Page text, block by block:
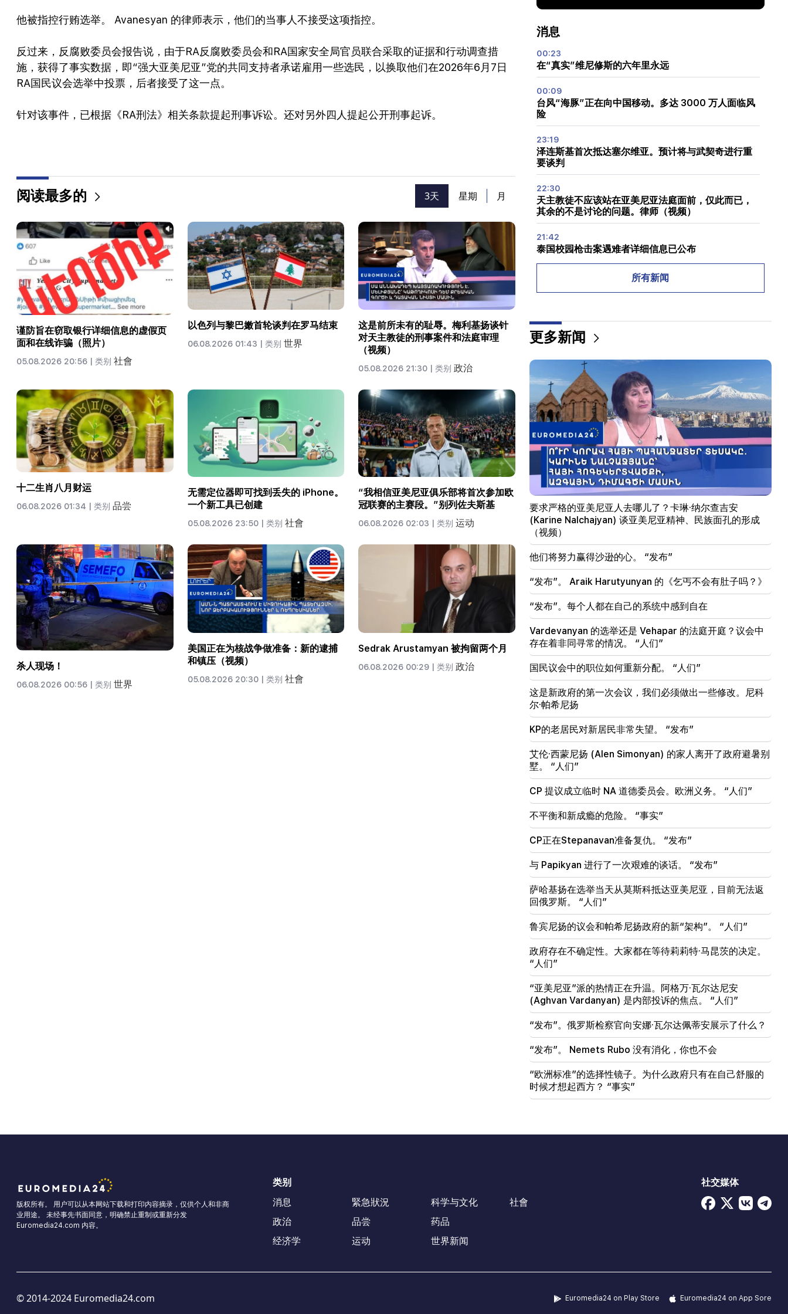
他被指控行贿选举。 Avanesyan 的律师表示，他们的当事人不接受这项指控。
反过来，反腐败委员会报告说，由于RA反腐败委员会和RA国家安全局官员联合采取的证据和行动调查措
施，获得了事实数据，即“强大亚美尼亚”党的共同支持者承诺雇用一些选民，以换取他们在2026年6月7日
RA国民议会选举中投票，后者接受了这一点。
针对该事件，已根据《RA刑法》相关条款提起刑事诉讼。还对另外四人提起公开刑事起诉。
阅读最多的 3天 星期 月
谨防旨在窃取银行详细信息的虚假页
面和在线诈骗（照片）
05.08.2026 20:56 | 类别 社會
以色列与黎巴嫩首轮谈判在罗马结束
06.08.2026 01:43 | 类别 世界
这是前所未有的耻辱。梅利基扬谈针
对天主教徒的刑事案件和法庭审理
（视频）
05.08.2026 21:30 | 类别政治
十二生肖八月财运
06.08.2026 01:34 | 类别 品尝
无需定位器即可找到丢失的 iPhone。
一个新工具已创建
05.08.2026 23:50 | 类别 社會
“我相信亚美尼亚俱乐部将首次参加欧
冠联赛的主赛段。”别列佐夫斯基
06.08.2026 02:03 | 类别运动
杀人现场！
06.08.2026 00:56 | 类别 世界
美国正在为核战争做准备：新的逮捕
和镇压（视频）
05.08.2026 20:30 | 类别 社會
Sedrak Arustamyan 被拘留两个月
06.08.2026 00:29 | 类别政治
消息
00:23
在“真实”维尼修斯的六年里永远
00:09
台风“海豚”正在向中国移动。多达 3000 万人面临风
险
23:19
泽连斯基首次抵达塞尔维亚。预计将与武契奇进行重
要谈判
22:30
天主教徒不应该站在亚美尼亚法庭面前，仅此而已，
其余的不是讨论的问题。律师（视频）
21:42
泰国校园枪击案遇难者详细信息已公布
要求严格的亚美尼亚人去哪儿了？卡琳·纳尔查吉安
21:25
霍尔木兹海峡可能失去战略重要性
海克·康乔扬（Hayk Konjoryan）紧随阿伦·西蒙扬
（Alen Simonyan）之后。 CP整理关于他的“梅子”
（视频）
20:17
8月10日起Sayat-Nova大道交通秩序将发生变化
20:00
当巴库奏响 RA 国歌时，人们感到难以形容的自豪。詹
娜·安德烈亚西安
19:50
俄罗斯用“伊斯坎德尔”击落了军用列车。维哈帕尔案
法官回避（视频）
法官是亚美尼亚人。纳雷克·卡拉佩延
19:17 重要的
也许邮件功能不太好。内森主教谈君士坦丁堡宗主教
的沉默
在美国，Facebook和Instagram被罚款5.67亿美元
18:51
明沃迪暂停向亚美尼亚非法转移1600万卢布
18:30
Tatev社区前负责人Murad Simonyan将被没收400
万45.4万德拉姆
18:19
白俄罗斯缺乏苏联的管理体系。卢卡申科
09:45
亚美尼亚教会必须在各地受到保护，但结束这一切的
方法是权力更迭。蒂格兰·阿布拉米扬
09:28
他们将努力赢得沙逊的心。 “发布”
09:11
“发布”。 Araik Harutyunyan 的《乞丐不会有肚子
吗？》
所有新闻
更多新闻
要求严格的亚美尼亚人去哪儿了？卡琳·纳尔查吉安
(Karine Nalchajyan) 谈亚美尼亚精神、民族面孔的形成
（视频）
他们将努力赢得沙逊的心。 “发布”
“发布”。 Araik Harutyunyan 的《乞丐不会有肚子吗？》
“发布”。每个人都在自己的系统中感到自在
Vardevanyan 的选举还是 Vehapar 的法庭开庭？议会中
存在着非同寻常的情况。 “人们”
国民议会中的职位如何重新分配。 “人们”
这是新政府的第一次会议，我们必须做出一些修改。尼科
尔·帕希尼扬
KP的老居民对新居民非常失望。 “发布”
艾伦·西蒙尼扬 (Alen Simonyan) 的家人离开了政府避暑别
墅。 “人们”
CP 提议成立临时 NA 道德委员会。欧洲义务。 “人们”
不平衡和新成瘾的危险。 “事实”
CP正在Stepanavan准备复仇。 “发布”
与 Papikyan 进行了一次艰难的谈话。 “发布”
萨哈基扬在选举当天从莫斯科抵达亚美尼亚，目前无法返
回俄罗斯。 “人们”
鲁宾尼扬的议会和帕希尼扬政府的新“架构”。 “人们”
政府存在不确定性。大家都在等待莉莉特·马昆茨的决定。
“人们”
“亚美尼亚”派的热情正在升温。阿格万·瓦尔达尼安
(Aghvan Vardanyan) 是内部投诉的焦点。 “人们”
“发布”。俄罗斯检察官向安娜·瓦尔达佩蒂安展示了什么？
“发布”。 Nemets Rubo 没有消化，你也不会
“欧洲标准”的选择性镜子。为什么政府只有在自己舒服的
时候才想起西方？ “事实”
版权所有。 用户可以从本网站下载和打印内容摘录，仅供个人和非商
业用途。 未经事先书面同意，明确禁止重制或重新分发
Euromedia24.com 内容。
类别
消息
政治
经济学
緊急狀況
品尝
运动
科学与文化
药品
世界新闻
社會
社交媒体
© 2014-2024 Euromedia24.com Euromedia24 on Play Store Euromedia24 on App Sore